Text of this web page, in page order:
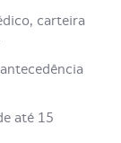
Doppler de
com o
passos que
se na maca
O
com gel
carteira
até 15